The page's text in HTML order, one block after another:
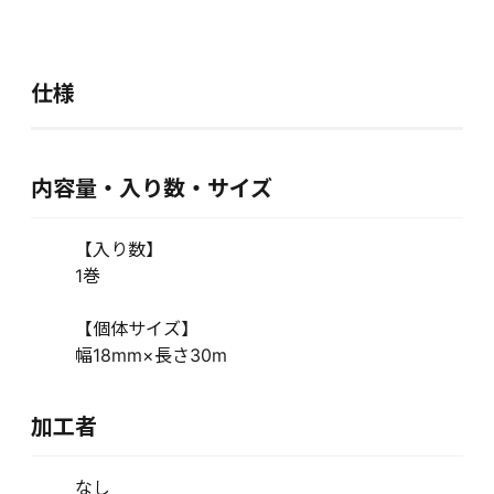
仕様
内容量・入り数・サイズ
【入り数】
1巻
【個体サイズ】
幅18mm×長さ30m
加工者
なし